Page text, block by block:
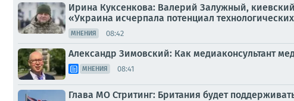
Ирина Куксенкова: Валерий Залужный,
«Украина исчерпала потенциал
МНЕНИЯ 08:42
Александр Зимовский: Как медиаконсультант
МНЕНИЯ 08:41
Глава МО Стритинг: Британия будет